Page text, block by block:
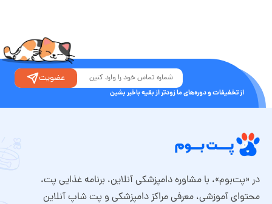
از تخفیفات و دوره‌های ما زودتر از بقیه باخبر بشین
عضویت
در «پت‌بوم»، با مشاوره دامپزشکی آنلاین، برنامه غذایی پت،
محتوای آموزشی، معرفی مراکز دامپزشکی و پت شاپ آنلاین